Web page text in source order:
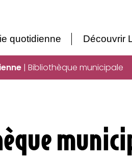
quotidienne Découvrir
|Bibliothèque municipale